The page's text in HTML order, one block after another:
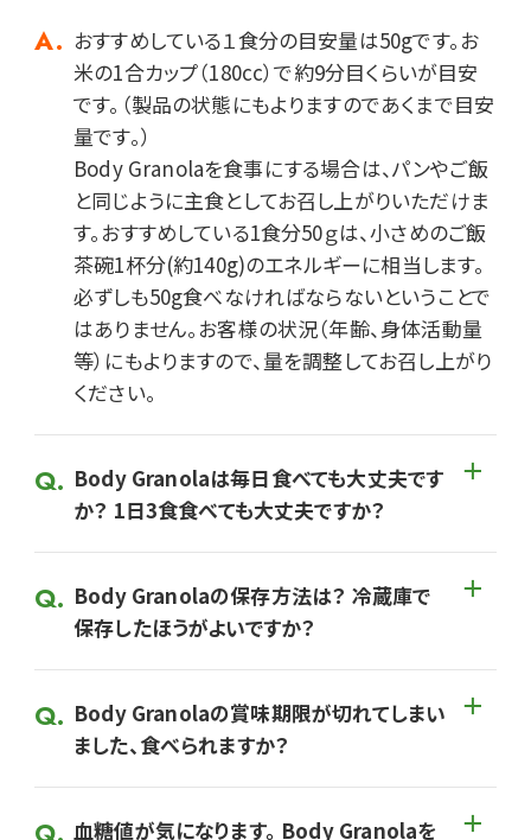
おすすめしている１食分の目安量は50gです。お
米の1合カップ（180cc）で約9分目くらいが目安
です。（製品の状態にもよりますのであくまで目安
量です。）
Body Granolaを食事にする場合は、パンやご飯
と同じように主食としてお召し上がりいただけま
す。おすすめしている1食分50ｇは、小さめのご飯
茶碗1杯分(約140g)のエネルギーに相当します。
必ずしも50g食べなければならないということで
はありません。お客様の状況（年齢、身体活動量
等）にもよりますので、量を調整してお召し上がり
ください。
Body Granolaは毎日食べても大丈夫です
か？ 1日3食食べても大丈夫ですか？
Body Granolaの保存方法は？ 冷蔵庫で
保存したほうがよいですか？
Body Granolaの賞味期限が切れてしまい
ました、食べられますか？
血糖値が気になります。 Body Granolaを